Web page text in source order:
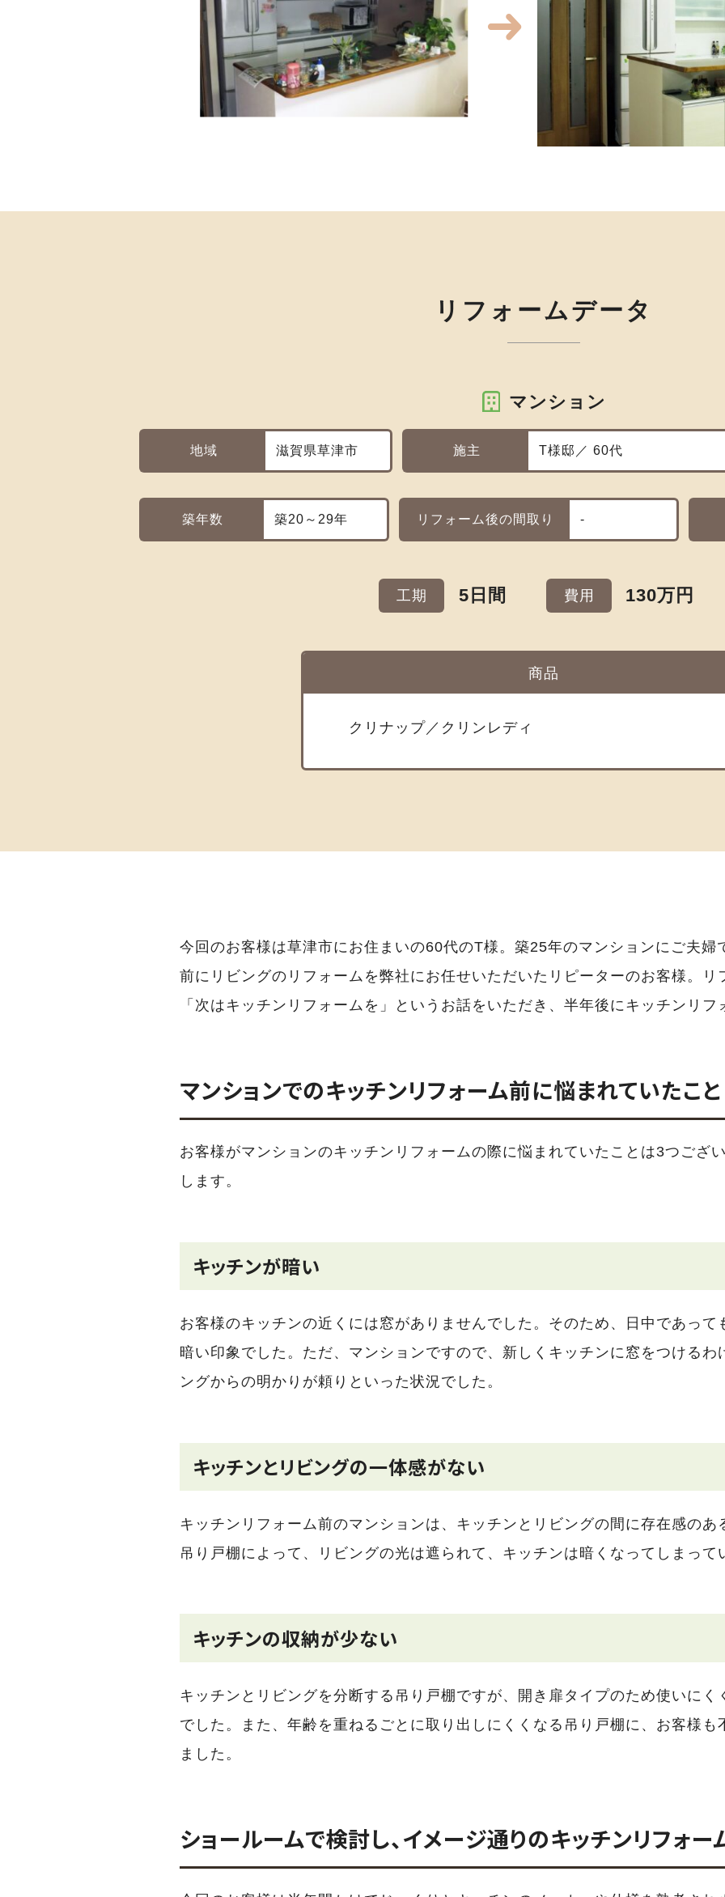
リフォームデータ
マンション
地域 滋賀県草津市 施主 T様邸／ 60代
築年数 築20～29年 リフォーム後の間取り -
工期 5日間 費用 130万円
商品
クリナップ／クリンレディ
今回のお客様は草津市にお住まいの60代のT様。築25年のマンションにご夫婦
前にリビングのリフォームを弊社にお任せいただいたリピーターのお客様。リ
「次はキッチンリフォームを」というお話をいただき、半年後にキッチンリ
マンションでのキッチンリフォーム前に悩まれていたこと
お客様がマンションのキッチンリフォームの際に悩まれていたことは3つござ
します。
キッチンが暗い
お客様のキッチンの近くには窓がありませんでした。そのため、日中であって
暗い印象でした。ただ、マンションですので、新しくキッチンに窓をつけるわ
ングからの明かりが頼りといった状況でした。
キッチンとリビングの一体感がない
キッチンリフォーム前のマンションは、キッチンとリビングの間に存在感のあ
吊り戸棚によって、リビングの光は遮られて、キッチンは暗くなってしまって
キッチンの収納が少ない
キッチンとリビングを分断する吊り戸棚ですが、開き扉タイプのため使いにく
でした。また、年齢を重ねるごとに取り出しにくくなる吊り戸棚に、お客様も
ました。
ショールームで検討し、イメージ通りのキッチンリフォー